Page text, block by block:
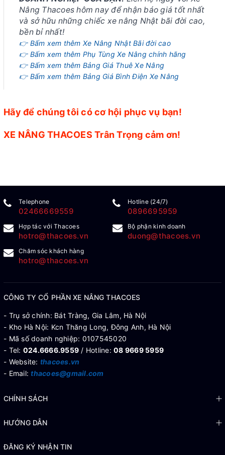
Nâng Thacoes hôm nay để nhận báo giá tốt nhất
và sở hữu những chiếc xe nâng Nhật bãi đời cao,
bền bỉ nhất!
👉 Bấm xem thêm Xe Nâng Nhật Bãi đời cao
👉 Bấm xem thêm Phụ Tùng Xe Nâng chính hãng
👉 Bấm xem thêm Bảng Giá Thuê Xe Nâng
👉 Bấm xem thêm Bảng Giá Bình Điện Xe Nâng
Hãy để chúng tôi có cơ hội phục vụ bạn!
XE NÂNG THACOES Trân Trọng cảm ơn!
Telephone
02466669559
Hotline (24/7)
0896695959
Hợp tác với Thacoes
hotro@thacoes.vn
Bộ phận kinh doanh
duong@thacoes.vn
Chăm sóc khách hàng
hotro@thacoes.vn
CÔNG TY CỔ PHẦN XE NÂNG THACOES
- Trụ sở chính: Bát Tràng, Gia Lâm, Hà Nội
- Kho Hà Nội: Kcn Thăng Long, Đông Anh, Hà Nội
- Mã số doanh nghiệp: 0107545020
- Tel: 024.6666.9559 / Hotline: 08 9669 5959
- Website: thacoes.vn
- Email:thacoes@gmail.com
CHÍNH SÁCH
HƯỚNG DẪN
ĐĂNG KÝ NHẬN TIN